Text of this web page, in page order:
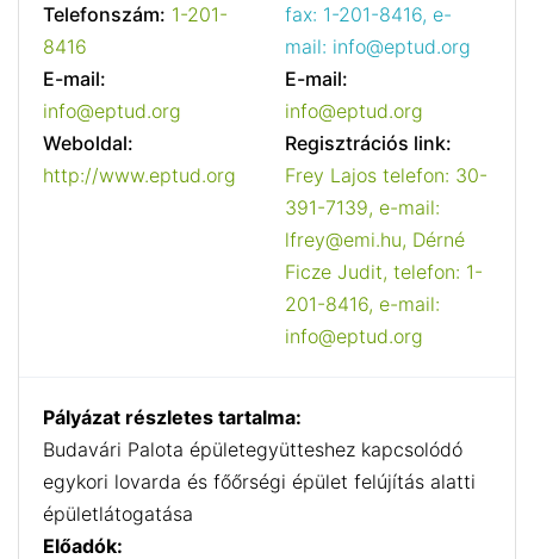
Telefonszám: 1-201-
8416
E-mail:
info@eptud.org
Weboldal:
http://www.eptud.org
fax: 1-201-8416, e-
mail: info@eptud.org
E-mail:
info@eptud.org
Regisztrációs link:
Frey Lajos telefon: 30-
391-7139, e-mail:
lfrey@emi.hu, Dérné
Ficze Judit, telefon: 1-
201-8416, e-mail:
info@eptud.org
Pályázat részletes tartalma:
Budavári Palota épületegyütteshez kapcsolódó
egykori lovarda és főőrségi épület felújítás alatti
épületlátogatása
Előadók: